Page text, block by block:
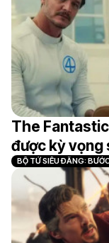
The
được kỳ vọng
BỘ TỨ SIÊU ĐẲNG: